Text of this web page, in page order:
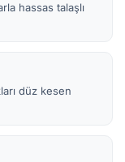
hassas talaşlı
düz kesen